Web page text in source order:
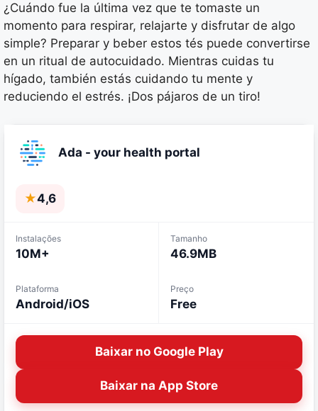
¿Cuándo fue la última vez que te tomaste un
momento para respirar, relajarte y disfrutar de algo
simple? Preparar y beber estos tés puede convertirse
en un ritual de autocuidado. Mientras cuidas tu
hígado, también estás cuidando tu mente y
reduciendo el estrés. ¡Dos pájaros de un tiro!
Ada - your health portal
★4,6
Instalações
10M+
Tamanho
46.9MB
Plataforma
Android/iOS
Preço
Free
Baixar no Google Play
Baixar na App Store